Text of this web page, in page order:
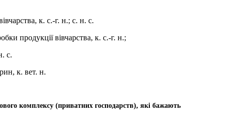
к. с.-г. н.; с. н. с.
продукції вівчарства, к. с.-г. н.;
с.
к. вет. н.
комплексу (приватних господарств), які бажають